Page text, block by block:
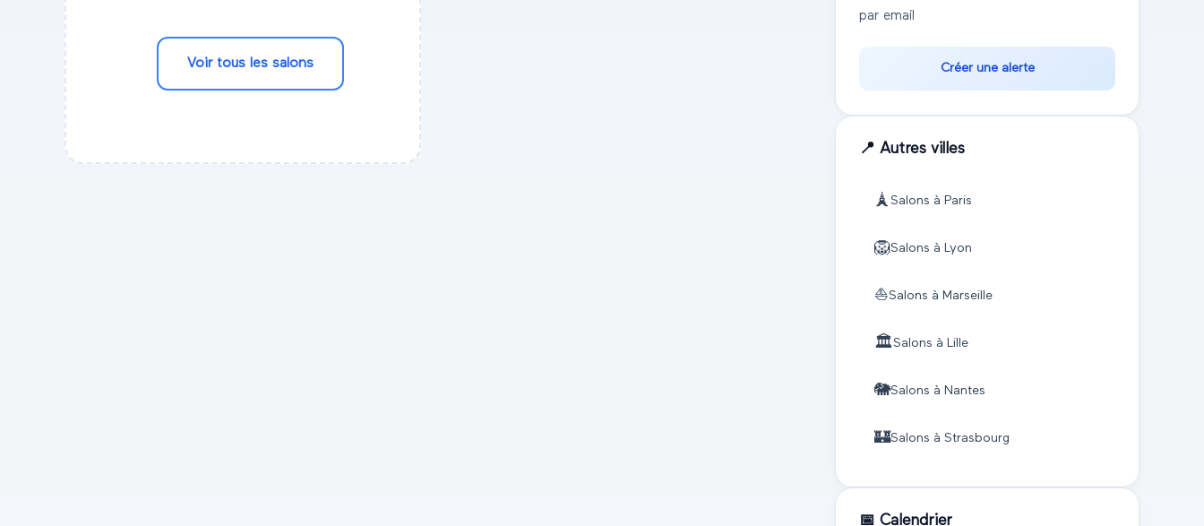
Voir tous les salons
par email
Créer une alerte
📍 Autres villes
🗼 Salons à Paris
🦁Salons à Lyon
⛵Salons à Marseille
🏛️Salons à Lille
🐘Salons à Nantes
🏰Salons à Strasbourg
📅 Calendrier